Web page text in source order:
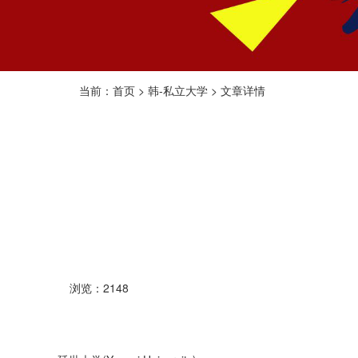
当前：首页 > 韩-私立大学 > 文章详情
浏览：2148